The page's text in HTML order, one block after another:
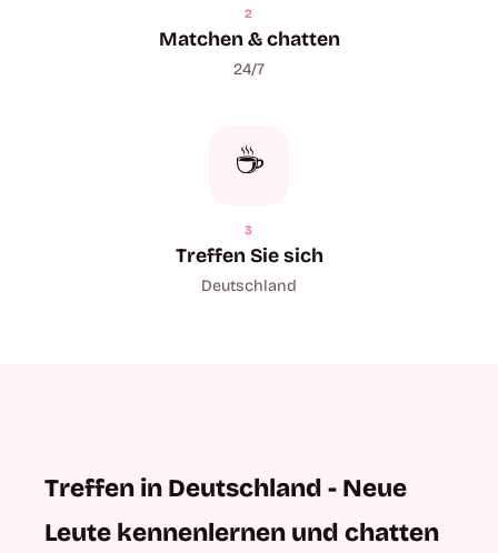
2
Matchen & chatten
24/7
☕
3
Treffen Sie sich
Deutschland
Treffen in Deutschland - Neue
Leute kennenlernen und chatten